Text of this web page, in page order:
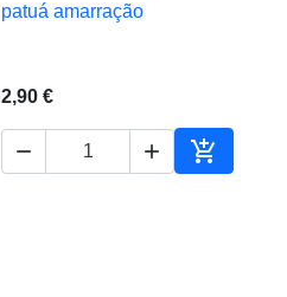
 Vista rápida
patuá amarração
2,90 €
  